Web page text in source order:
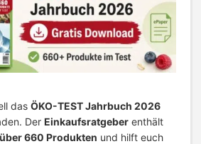
das ÖKO-TEST Jahrbuch 2026
Der Einkaufsratgeber enthält
660 Produkten und hilft euch